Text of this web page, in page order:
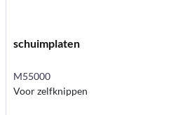
schuimplaten
M55000
Voor zelfknippen